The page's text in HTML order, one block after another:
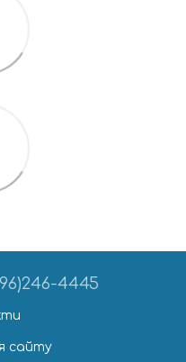
4445
сайту